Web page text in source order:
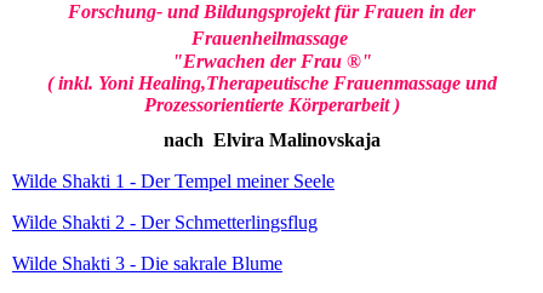
Forschung- und Bildungsprojekt für Frauen in der
Frauenheilmassage
"Erwachen der Frau ®"
( inkl. Yoni Healing,Therapeutische Frauenmassage und
Prozessorientierte Körperarbeit )
nach Elvira Malinovskaja
Wilde Shakti 1 - Der Tempel meiner Seele
Wilde Shakti 2 - Der Schmetterlingsflug
Wilde Shakti 3 - Die sakrale Blume